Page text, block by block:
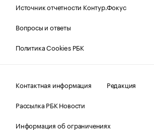
Источник отчетности Контур.Фокус
Вопросы и ответы
Политика Cookies РБК
Контактная информация
Редакция
Рассылка РБК Новости
Информация об ограничениях